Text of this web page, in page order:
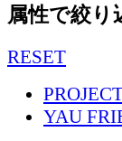
属性で絞り
RESET
YAU